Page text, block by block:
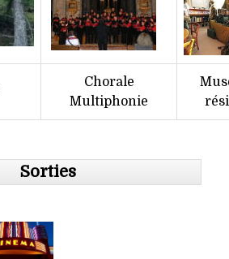
Chorale
Multiphonie
Sorties